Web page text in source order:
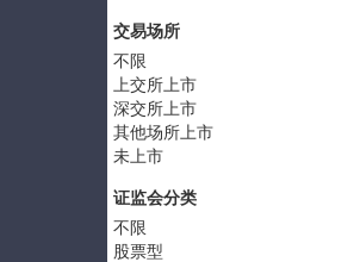
交易场所
不限
上交所上市
深交所上市
其他场所上市
未上市
证监会分类
不限
股票型